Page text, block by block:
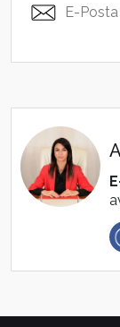
E-